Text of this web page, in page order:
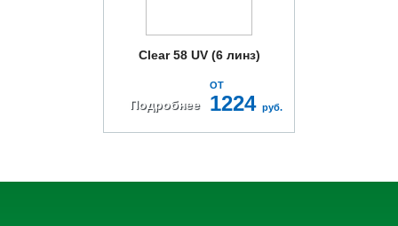
Clear 58 UV (6 линз)
Подробнее
ОТ
1224 руб.